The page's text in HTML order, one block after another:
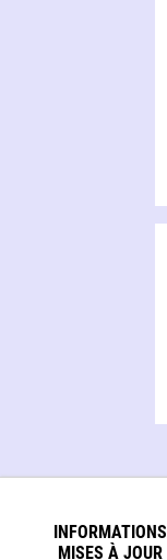
INFORMATIONS
MISES À JOUR